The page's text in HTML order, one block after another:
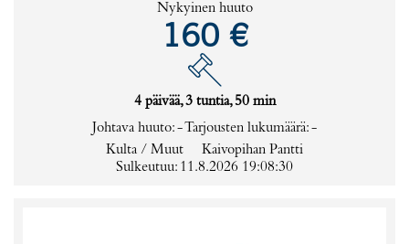
Nykyinen huuto
160 €
4 päivää, 3 tuntia, 50 min
Johtava huuto:-Tarjousten lukumäärä:-
Kulta / Muut
Kaivopihan Pantti
Sulkeutuu: 11.8.2026 19:08:30